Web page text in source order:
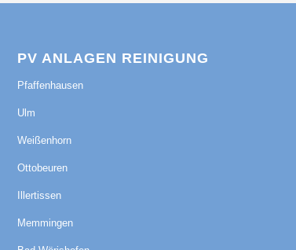
PV ANLAGEN REINIGUNG
Pfaffenhausen
Ulm
Weißenhorn
Ottobeuren
Illertissen
Memmingen